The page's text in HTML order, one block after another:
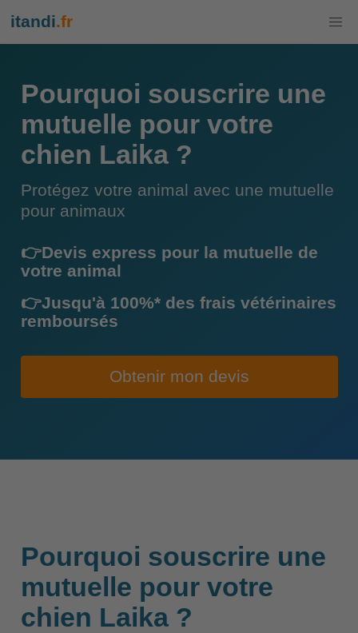
itandi.fr
Pourquoi souscrire une
mutuelle pour votre
chien Laika ?
Protégez votre animal avec une mutuelle
pour animaux
👉Devis express pour la mutuelle de
votre animal
👉Jusqu'à 100%* des frais vétérinaires
remboursés
Obtenir mon devis
Pourquoi souscrire une
mutuelle pour votre
chien Laika ?